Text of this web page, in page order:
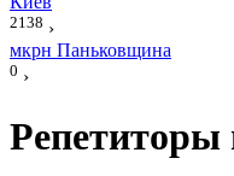
2138 ›
мкрн Паньковщина
0 ›